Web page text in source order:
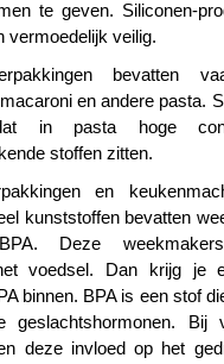
te geven. Siliconen-
vermoedelijk veilig.
bevatten
en andere pasta.
in pasta hoge
stoffen zitten.
en
kunststoffen bevatten
Deze
voedsel. Dan krijg je
binnen. BPA is een stof
geslachtshormonen. Bij
deze invloed op het